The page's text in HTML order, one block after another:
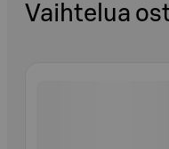
Vaihtelua